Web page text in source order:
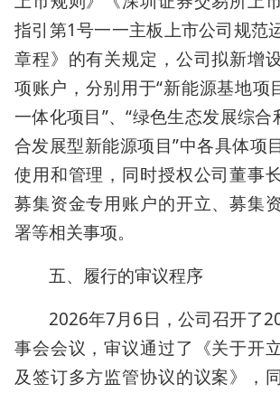
指引第1号一一主板上市公司规范
章程》的有关规定，公司拟新增
项账户，分别用于“新能源基地项
一体化项目”、“绿色生态发展综合
合发展型新能源项目”中各具体项
使用和管理，同时授权公司董事
募集资金专用账户的开立、募集
署等相关事项。
五、履行的审议程序
2026年7月6日，公司召开了
事会会议，审议通过了《关于开
及签订多方监管协议的议案》，